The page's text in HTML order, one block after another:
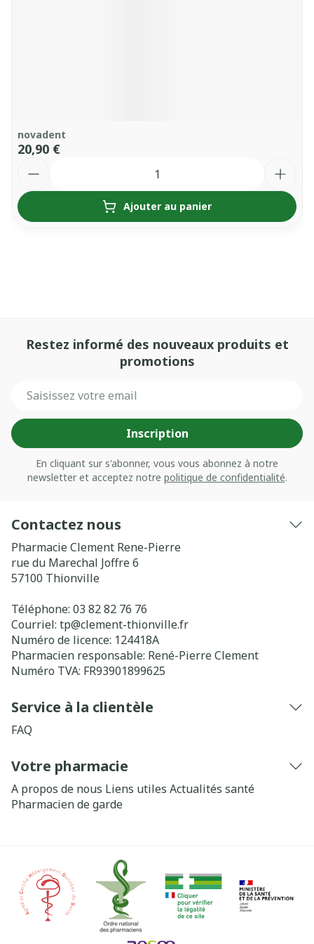
novadent
20,90 €
Ajouter au panier
Restez informé des nouveaux produits et
promotions
Inscription
En cliquant sur s'abonner, vous vous abonnez à notre
newsletter et acceptez notre politique de confidentialité.
Contactez nous
Pharmacie Clement Rene-Pierre
rue du Marechal Joffre 6
57100 Thionville
Téléphone: 03 82 82 76 76
Courriel: tp@clement-thionville.fr
Numéro de licence: 124418A
Pharmacien responsable: René-Pierre Clement
Numéro TVA: FR93901899625
Service à la clientèle
FAQ
Votre pharmacie
A propos de nous Liens utiles Actualités santé
Pharmacien de garde